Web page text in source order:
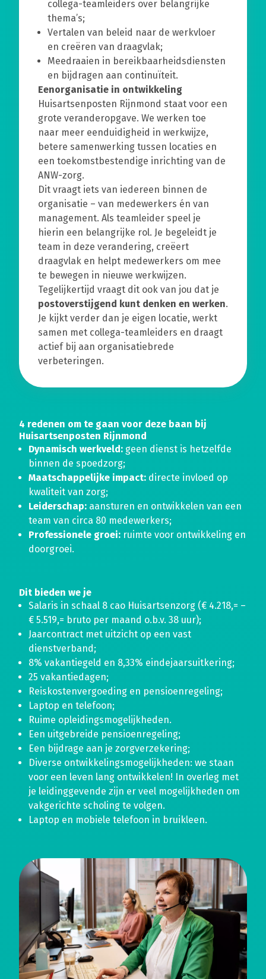
collega-teamleiders over belangrijke
thema’s;
Vertalen van beleid naar de werkvloer
en creëren van draagvlak;
Meedraaien in bereikbaarheidsdiensten
en bijdragen aan continuïteit.
Eenorganisatie in ontwikkeling
Huisartsenposten Rijnmond staat voor een
grote veranderopgave. We werken toe
naar meer eenduidigheid in werkwijze,
betere samenwerking tussen locaties en
een toekomstbestendige inrichting van de
ANW-zorg.
Dit vraagt iets van iedereen binnen de
organisatie – van medewerkers én van
management. Als teamleider speel je
hierin een belangrijke rol. Je begeleidt je
team in deze verandering, creëert
draagvlak en helpt medewerkers om mee
te bewegen in nieuwe werkwijzen.
Tegelijkertijd vraagt dit ook van jou dat je
postoverstijgend kunt denken en werken.
Je kijkt verder dan je eigen locatie, werkt
samen met collega-teamleiders en draagt
actief bij aan organisatiebrede
verbeteringen.
4 redenen om te gaan voor deze baan bij
Huisartsenposten Rijnmond
Dynamisch werkveld: geen dienst is hetzelfde
binnen de spoedzorg;
Maatschappelijke impact: directe invloed op
kwaliteit van zorg;
Leiderschap: aansturen en ontwikkelen van een
team van circa 80 medewerkers;
Professionele groei: ruimte voor ontwikkeling en
doorgroei.
Dit bieden we je
Salaris in schaal 8 cao Huisartsenzorg (€ 4.218,= –
€ 5.519,= bruto per maand o.b.v. 38 uur);
Jaarcontract met uitzicht op een vast
dienstverband;
8% vakantiegeld en 8,33% eindejaarsuitkering;
25 vakantiedagen;
Reiskostenvergoeding en pensioenregeling;
Laptop en telefoon;
Ruime opleidingsmogelijkheden.
Een uitgebreide pensioenregeling;
Een bijdrage aan je zorgverzekering;
Diverse ontwikkelingsmogelijkheden: we staan
voor een leven lang ontwikkelen! In overleg met
je leidinggevende zijn er veel mogelijkheden om
vakgerichte scholing te volgen.
Laptop en mobiele telefoon in bruikleen.